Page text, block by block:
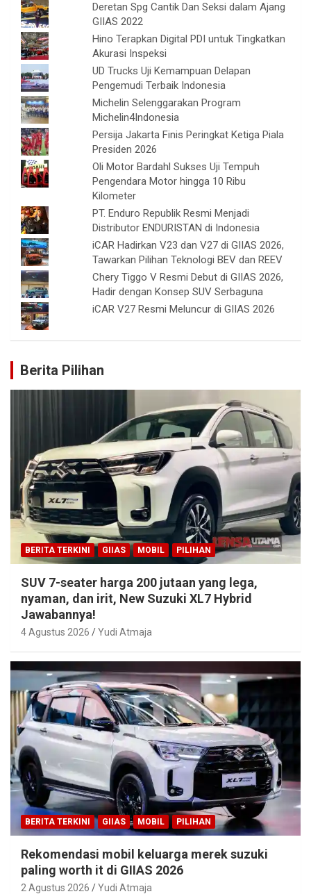
Deretan Spg Cantik Dan Seksi dalam Ajang
GIIAS 2022
Hino Terapkan Digital PDI untuk Tingkatkan
Akurasi Inspeksi
UD Trucks Uji Kemampuan Delapan
Pengemudi Terbaik Indonesia
Michelin Selenggarakan Program
Michelin4Indonesia
Persija Jakarta Finis Peringkat Ketiga Piala
Presiden 2026
Oli Motor Bardahl Sukses Uji Tempuh
Pengendara Motor hingga 10 Ribu
Kilometer
PT. Enduro Republik Resmi Menjadi
Distributor ENDURISTAN di Indonesia
iCAR Hadirkan V23 dan V27 di GIIAS 2026,
Tawarkan Pilihan Teknologi BEV dan REEV
Chery Tiggo V Resmi Debut di GIIAS 2026,
Hadir dengan Konsep SUV Serbaguna
iCAR V27 Resmi Meluncur di GIIAS 2026
Berita Pilihan
BERITA TERKINI GIIAS MOBIL PILIHAN
SUV 7-seater harga 200 jutaan yang lega,
nyaman, dan irit, New Suzuki XL7 Hybrid
Jawabannya!
4 Agustus 2026 Yudi Atmaja
BERITA TERKINI GIIAS MOBIL PILIHAN
Rekomendasi mobil keluarga merek suzuki
paling worth it di GIIAS 2026
2 Agustus 2026 Yudi Atmaja